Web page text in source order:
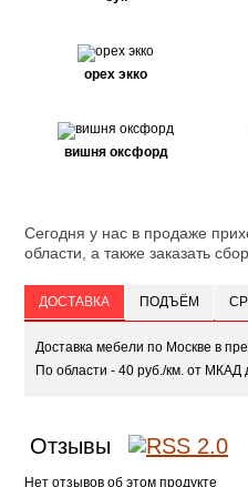
орех экко
вишня оксфорд
Сегодня у нас в продаже
области, а также заказать
ДОСТАВКА ПОДЪЁМ
Доставка мебели по Москве в
По области - 40 руб./км. от МКАД
Отзывы
Нет отзывов об этом продукте